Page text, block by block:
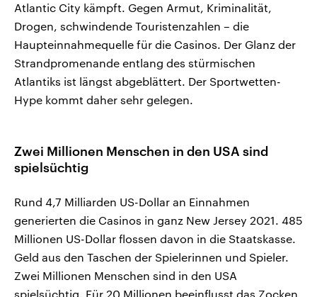
Atlantic City kämpft. Gegen Armut, Kriminalität,
Drogen, schwindende Touristenzahlen – die
Haupteinnahmequelle für die Casinos. Der Glanz der
Strandpromenande entlang des stürmischen
Atlantiks ist längst abgeblättert. Der Sportwetten-
Hype kommt daher sehr gelegen.
Zwei Millionen Menschen in den USA sind
spielsüchtig
Rund 4,7 Milliarden US-Dollar an Einnahmen
generierten die Casinos in ganz New Jersey 2021. 485
Millionen US-Dollar flossen davon in die Staatskasse.
Geld aus den Taschen der Spielerinnen und Spieler.
Zwei Millionen Menschen sind in den USA
spielsüchtig. Für 20 Millionen beeinflusst das Zocken